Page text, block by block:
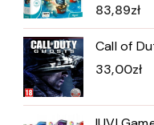
83,89zł
Call of
33,00zł